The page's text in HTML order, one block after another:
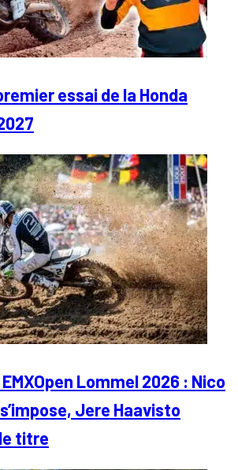
essai de la Honda
Lommel 2026 : Nico
Jere Haavisto
titre